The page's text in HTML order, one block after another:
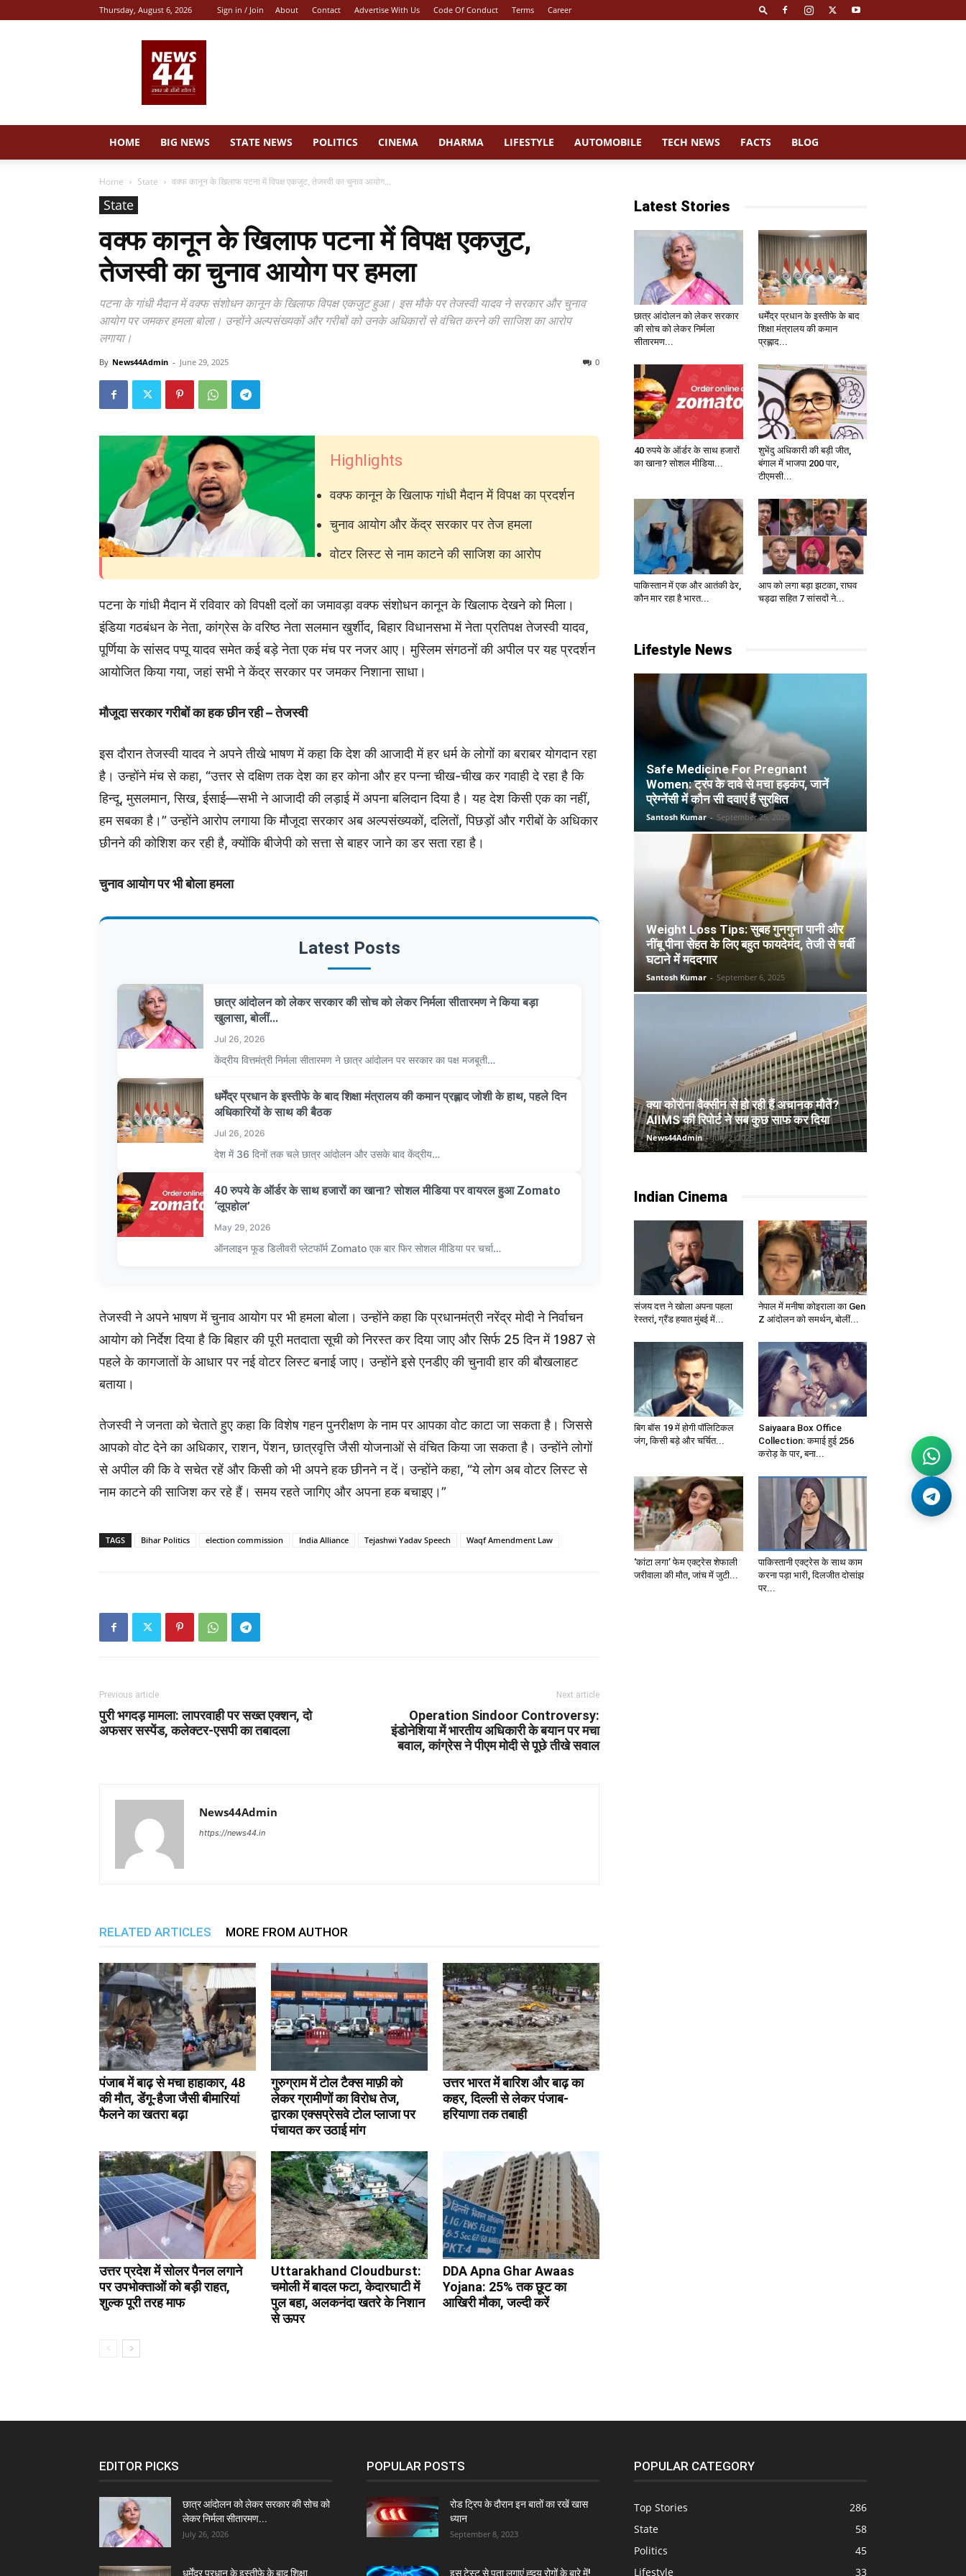
Thursday, August 6, 2026 Sign in / Join About Contact Advertise With Us Code Of Conduct Terms Career
44
HOME BIG NEWS STATE NEWS POLITICS CINEMA DHARMA LIFESTYLE AUTOMOBILE TECH NEWS FACTS BLOG
Home State वक्फ कानून के खिलाफ पटना में विपक्ष एकजुट, तेजस्वी का चुनाव आयोग...
State
वक्फ कानून के खिलाफ पटना में विपक्ष एकजुट,
तेजस्वी का चुनाव आयोग पर हमला
पटना के गांधी मैदान में वक्फ संशोधन कानून के खिलाफ विपक्ष एकजुट हुआ। इस मौके पर तेजस्वी यादव ने सरकार और चुनाव
आयोग पर जमकर हमला बोला। उन्होंने अल्पसंख्यकों और गरीबों को उनके अधिकारों से वंचित करने की साजिश का आरोप
लगाया।
By News44Admin - June 29, 2025 0
Highlights
वक्फ कानून के खिलाफ गांधी मैदान में विपक्ष का प्रदर्शन
चुनाव आयोग और केंद्र सरकार पर तेज हमला
वोटर लिस्ट से नाम काटने की साजिश का आरोप
पटना के गांधी मैदान में रविवार को विपक्षी दलों का जमावड़ा वक्फ संशोधन कानून के खिलाफ देखने को मिला।
इंडिया गठबंधन के नेता, कांग्रेस के वरिष्ठ नेता सलमान खुर्शीद, बिहार विधानसभा में नेता प्रतिपक्ष तेजस्वी यादव,
पूर्णिया के सांसद पप्पू यादव समेत कई बड़े नेता एक मंच पर नजर आए। मुस्लिम संगठनों की अपील पर यह प्रदर्शन
आयोजित किया गया, जहां सभी ने केंद्र सरकार पर जमकर निशाना साधा।
मौजूदा सरकार गरीबों का हक छीन रही – तेजस्वी
इस दौरान तेजस्वी यादव ने अपने तीखे भाषण में कहा कि देश की आजादी में हर धर्म के लोगों का बराबर योगदान रहा
है। उन्होंने मंच से कहा, “उत्तर से दक्षिण तक देश का हर कोना और हर पन्ना चीख-चीख कर गवाही दे रहा है कि
हिन्दू, मुसलमान, सिख, ईसाई—सभी ने आजादी की लड़ाई में अपना बलिदान दिया है। यह देश किसी एक का नहीं,
हम सबका है।” उन्होंने आरोप लगाया कि मौजूदा सरकार अब अल्पसंख्यकों, दलितों, पिछड़ों और गरीबों के अधिकार
छीनने की कोशिश कर रही है, क्योंकि बीजेपी को सत्ता से बाहर जाने का डर सता रहा है।
चुनाव आयोग पर भी बोला हमला
Latest Posts
छात्र आंदोलन को लेकर सरकार की सोच को लेकर निर्मला सीतारमण ने किया बड़ा
खुलासा, बोलीं...
Jul 26, 2026
केंद्रीय वित्तमंत्री निर्मला सीतारमण ने छात्र आंदोलन पर सरकार का पक्ष मजबूती…
धर्मेंद्र प्रधान के इस्तीफे के बाद शिक्षा मंत्रालय की कमान प्रह्लाद जोशी के हाथ, पहले दिन
अधिकारियों के साथ की बैठक
Jul 26, 2026
देश में 36 दिनों तक चले छात्र आंदोलन और उसके बाद केंद्रीय…
40 रुपये के ऑर्डर के साथ हजारों का खाना? सोशल मीडिया पर वायरल हुआ Zomato
‘लूपहोल’
May 29, 2026
ऑनलाइन फूड डिलीवरी प्लेटफॉर्म Zomato एक बार फिर सोशल मीडिया पर चर्चा…
तेजस्वी ने अपने भाषण में चुनाव आयोग पर भी हमला बोला। उन्होंने कहा कि प्रधानमंत्री नरेंद्र मोदी ने निर्वाचन
आयोग को निर्देश दिया है कि बिहार की पूरी मतदाता सूची को निरस्त कर दिया जाए और सिर्फ 25 दिन में 1987 से
पहले के कागजातों के आधार पर नई वोटर लिस्ट बनाई जाए। उन्होंने इसे एनडीए की चुनावी हार की बौखलाहट
बताया।
तेजस्वी ने जनता को चेताते हुए कहा कि विशेष गहन पुनरीक्षण के नाम पर आपका वोट काटा जा सकता है। जिससे
आपको वोट देने का अधिकार, राशन, पेंशन, छात्रवृत्ति जैसी योजनाओं से वंचित किया जा सकता है। उन्होंने लोगों
से अपील की कि वे सचेत रहें और किसी को भी अपने हक छीनने न दें। उन्होंने कहा, “ये लोग अब वोटर लिस्ट से
नाम काटने की साजिश कर रहे हैं। समय रहते जागिए और अपना हक बचाइए।”
TAGS Bihar Politics election commission India Alliance Tejashwi Yadav Speech Waqf Amendment Law
Previous article
पुरी भगदड़ मामला: लापरवाही पर सख्त एक्शन, दो
अफसर सस्पेंड, कलेक्टर-एसपी का तबादला
Next article
Operation Sindoor Controversy:
इंडोनेशिया में भारतीय अधिकारी के बयान पर मचा
बवाल, कांग्रेस ने पीएम मोदी से पूछे तीखे सवाल
News44Admin
https://news44.in
RELATED ARTICLES MORE FROM AUTHOR
पंजाब में बाढ़ से मचा हाहाकार, 48
की मौत, डेंगू-हैजा जैसी बीमारियां
फैलने का खतरा बढ़ा
गुरुग्राम में टोल टैक्स माफ़ी को
लेकर ग्रामीणों का विरोध तेज,
द्वारका एक्सप्रेसवे टोल प्लाजा पर
पंचायत कर उठाई मांग
उत्तर भारत में बारिश और बाढ़ का
कहर, दिल्ली से लेकर पंजाब-
हरियाणा तक तबाही
उत्तर प्रदेश में सोलर पैनल लगाने
पर उपभोक्ताओं को बड़ी राहत,
शुल्क पूरी तरह माफ
Uttarakhand Cloudburst:
चमोली में बादल फटा, केदारघाटी में
पुल बहा, अलकनंदा खतरे के निशान
से ऊपर
DDA Apna Ghar Awaas
Yojana: 25% तक छूट का
आखिरी मौका, जल्दी करें
Latest Stories
छात्र आंदोलन को लेकर सरकार
की सोच को लेकर निर्मला
सीतारमण...
धर्मेंद्र प्रधान के इस्तीफे के बाद
शिक्षा मंत्रालय की कमान
प्रह्लाद...
40 रुपये के ऑर्डर के साथ हजारों
का खाना? सोशल मीडिया...
शुभेंदु अधिकारी की बड़ी जीत,
बंगाल में भाजपा 200 पार,
टीएमसी...
पाकिस्तान में एक और आतंकी ढेर,
कौन मार रहा है भारत...
आप को लगा बड़ा झटका, राघव
चड्ढा सहित 7 सांसदों ने...
Lifestyle News
Safe Medicine For Pregnant
Women: ट्रंप के दावे से मचा हड़कंप, जानें
प्रेग्नेंसी में कौन सी दवाएं हैं सुरक्षित
Santosh Kumar - September 25, 2025
Weight Loss Tips: सुबह गुनगुना पानी और
नींबू पीना सेहत के लिए बहुत फायदेमंद, तेजी से चर्बी
घटाने में मददगार
Santosh Kumar - September 6, 2025
क्या कोरोना वैक्सीन से हो रही हैं अचानक मौतें?
AIIMS की रिपोर्ट ने सब कुछ साफ कर दिया
News44Admin - July 2, 2025
Indian Cinema
संजय दत्त ने खोला अपना पहला
रेस्तरां, ग्रैंड हयात मुंबई में...
नेपाल में मनीषा कोइराला का Gen
Z आंदोलन को समर्थन, बोलीं...
बिग बॉस 19 में होगी पॉलिटिकल
जंग, किसी बड़े और चर्चित...
Saiyaara Box Office
Collection: कमाई हुई 256
करोड़ के पार, बना...
‘कांटा लगा’ फेम एक्ट्रेस शेफाली
जरीवाला की मौत, जांच में जुटी...
पाकिस्तानी एक्ट्रेस के साथ काम
करना पड़ा भारी, दिलजीत दोसांझ
पर...
EDITOR PICKS
छात्र आंदोलन को लेकर सरकार की सोच को
लेकर निर्मला सीतारमण...
July 26, 2026
धर्मेंद्र प्रधान के इस्तीफे के बाद शिक्षा
POPULAR POSTS
रोड ट्रिप के दौरान इन बातों का रखें खास
ध्यान
September 8, 2023
इस टेस्ट से पता लगाएं ह्दय रोगों के बारे में!
POPULAR CATEGORY
Top Stories
286
State
58
Politics
45
Lifestyle
33